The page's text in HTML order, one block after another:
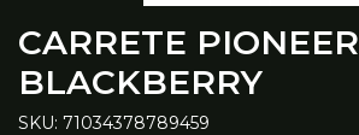
CARRETE PIONEER
BLACKBERRY
SKU: 71034378789459